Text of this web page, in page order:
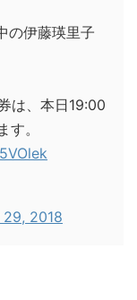
の伊藤瑛里子
は、本日19:00
。
2018